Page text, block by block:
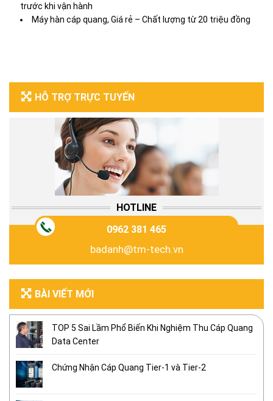
HỖ TRỢ TRỰC TUYẾN
HOTLINE
0962 381 465
badanh@tm-tech.vn
BÀI VIẾT MỚI
TOP 5 Sai Lầm Phổ Biến Khi Nghiệm Thu Cáp Quang
Data Center
Chứng Nhận Cáp Quang Tier-1 và Tier-2
trước khi vận hành
Máy hàn cáp quang, Giá rẻ – Chất lượng từ 20 triệu đồng